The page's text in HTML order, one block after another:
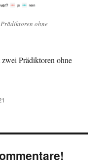
ohne
Prädiktoren ohne